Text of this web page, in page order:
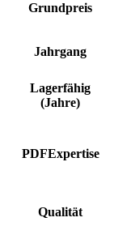
Grundpreis
Jahrgang
Lagerfähig
(Jahre)
PDFExpertise
Qualität